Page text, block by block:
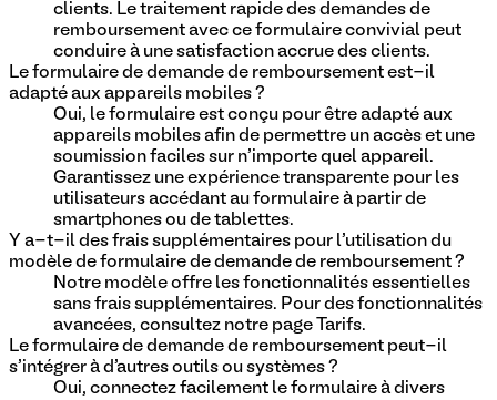
clients. Le traitement rapide des demandes de
remboursement avec ce formulaire convivial peut
conduire à une satisfaction accrue des clients.
Le formulaire de demande de remboursement est-il
adapté aux appareils mobiles ?
Oui, le formulaire est conçu pour être adapté aux
appareils mobiles afin de permettre un accès et une
soumission faciles sur n'importe quel appareil.
Garantissez une expérience transparente pour les
utilisateurs accédant au formulaire à partir de
smartphones ou de tablettes.
Y a-t-il des frais supplémentaires pour l'utilisation du
modèle de formulaire de demande de remboursement ?
Notre modèle offre les fonctionnalités essentielles
sans frais supplémentaires. Pour des fonctionnalités
avancées, consultez notre page Tarifs.
Le formulaire de demande de remboursement peut-il
s'intégrer à d'autres outils ou systèmes ?
Oui, connectez facilement le formulaire à divers